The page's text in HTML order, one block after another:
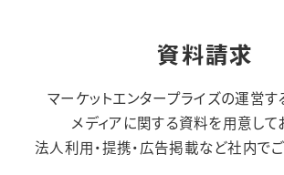
資料請求
マーケットエンタープライズの運営
メディアに関する資料を用意して
法人利用・提携・広告掲載など社内でご